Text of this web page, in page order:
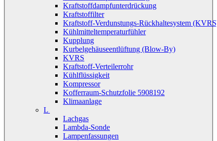
Kraftstoffdampfunterdrückung
Kraftstoffilter
Kraftstoff-Verdunstungs-Rückhaltesystem
Kühlmitteltemperaturfühler
Kupplung
Kurbelgehäuseentlüftung (Blow-By)
KVRS
Kraftstoff-Verteilerrohr
Kühlflüssigkeit
Kompressor
Kofferraum-Schutzfolie 5908192
Klimaanlage
L
Lachgas
Lambda-Sonde
Lampenfassungen